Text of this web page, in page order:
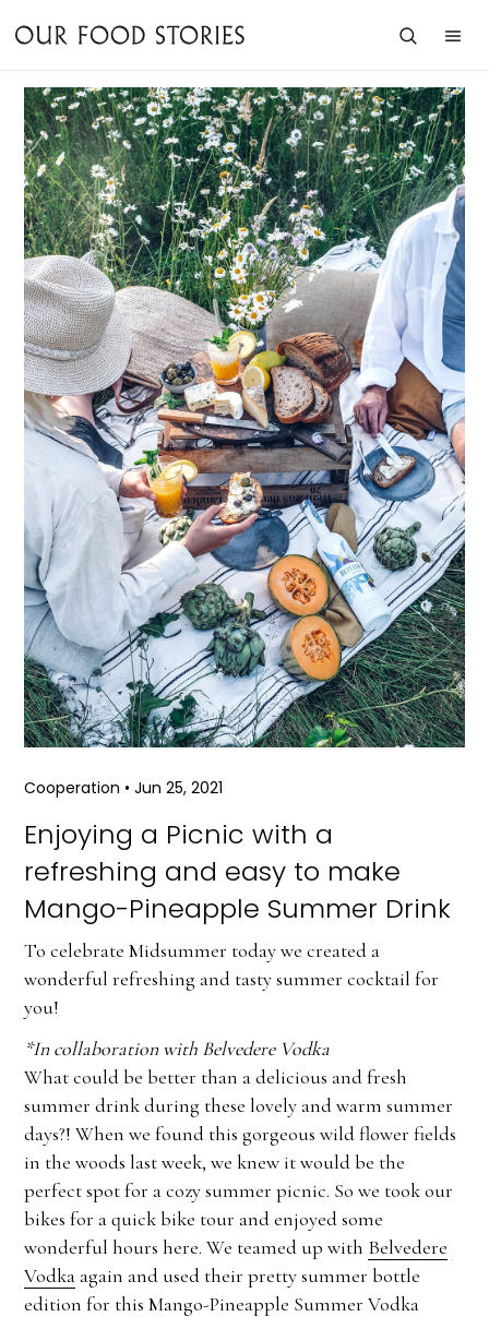
Cooperation • Jun 25, 2021
Enjoying a Picnic with a
refreshing and easy to make
Mango-Pineapple Summer Drink
To celebrate Midsummer today we created a
wonderful refreshing and tasty summer cocktail for
you!
*In collaboration with Belvedere Vodka
What could be better than a delicious and fresh
summer drink during these lovely and warm summer
days?! When we found this gorgeous wild flower fields
in the woods last week, we knew it would be the
perfect spot for a cozy summer picnic. So we took our
bikes for a quick bike tour and enjoyed some
wonderful hours here. We teamed up with Belvedere
Vodka again and used their pretty summer bottle
edition for this Mango-Pineapple Summer Vodka